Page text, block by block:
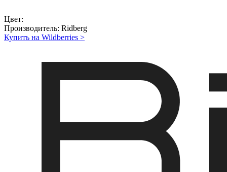
Цвет:
Производитель: Ridberg
Купить на Wildberries >